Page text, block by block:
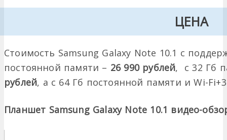
ЦЕНА
Стоимость Samsung Galaxy Note 10.1 с
постоянной памяти – 26 990 рублей, с 32 Гб
рублей, а с 64 Гб постоянной памяти и Wi-
Планшет SamsungGalaxyNote 10.1 видео-